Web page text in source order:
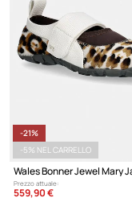
-21%
-5% NEL CARRELLO
Prezzo attuale:
559,90 €